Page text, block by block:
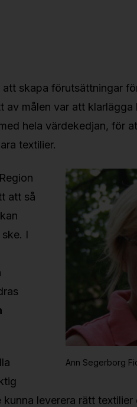
skapa förutsättningar
målen var att klarlägga
hela värdekedjan, för
textilier.
Ann Segerborg
att så
I
leverera rätt